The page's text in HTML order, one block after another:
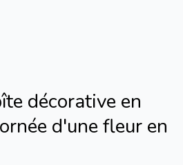
décorative en
d'une fleur en